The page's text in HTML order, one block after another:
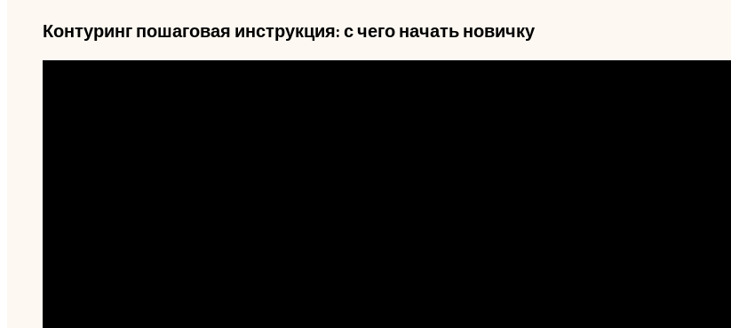
Контуринг пошаговая инструкция: с чего начать новичку